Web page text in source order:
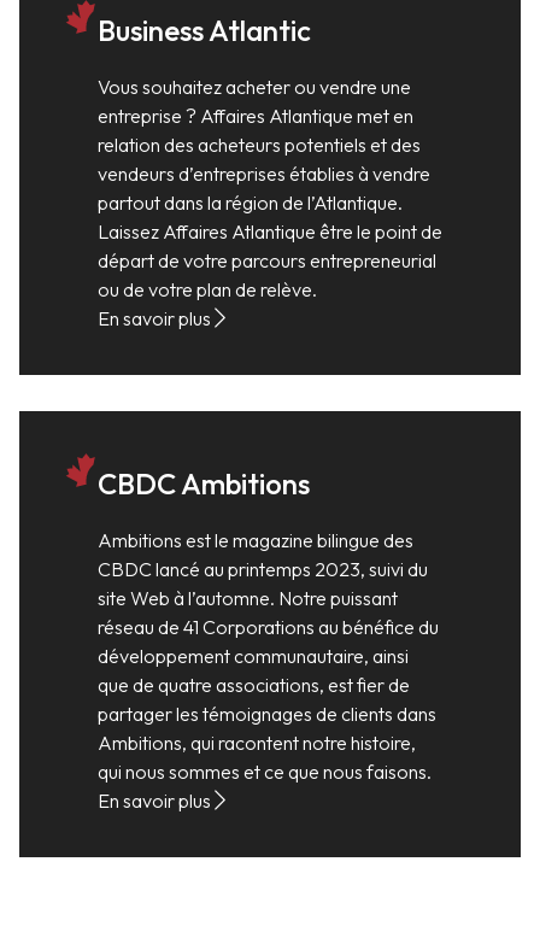
Business Atlantic
Vous souhaitez acheter ou vendre une
entreprise ? Affaires Atlantique met en
relation des acheteurs potentiels et des
vendeurs d’entreprises établies à vendre
partout dans la région de l’Atlantique.
Laissez Affaires Atlantique être le point de
départ de votre parcours entrepreneurial
ou de votre plan de relève.
En savoir plus
CBDC Ambitions
Ambitions est le magazine bilingue des
CBDC lancé au printemps 2023, suivi du
site Web à l’automne. Notre puissant
réseau de 41 Corporations au bénéfice du
développement communautaire, ainsi
que de quatre associations, est fier de
partager les témoignages de clients dans
Ambitions, qui racontent notre histoire,
qui nous sommes et ce que nous faisons.
En savoir plus